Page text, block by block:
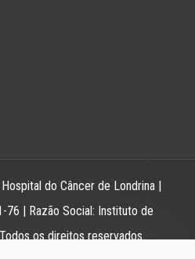
do Câncer de Londrina |
76 | Razão Social: Instituto de
os direitos reservados.